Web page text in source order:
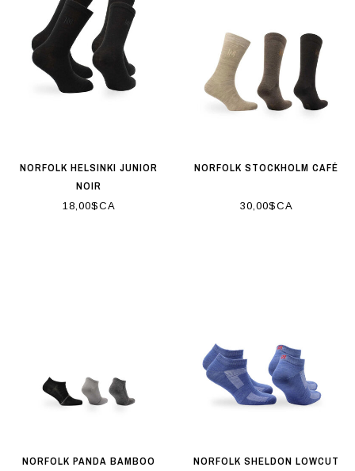
NORFOLK HELSINKI JUNIOR
NOIR
18,00$CA
NORFOLK STOCKHOLM CAFÉ
30,00$CA
NORFOLK PANDA BAMBOO
NORFOLK SHELDON LOWCUT